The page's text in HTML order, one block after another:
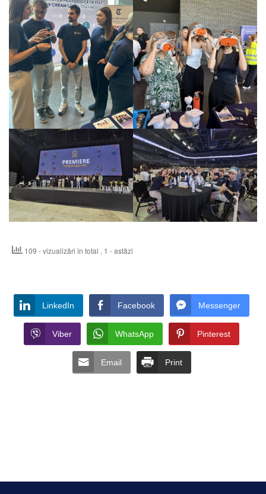
109 - vizualizări în total , 1 - astăzi
LinkedIn Facebook Messenger
Viber WhatsApp Pinterest
Email Print